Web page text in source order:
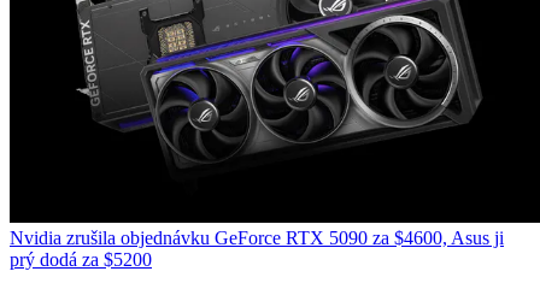
Nvidia zrušila objednávku GeForce RTX 5090 za $4600, Asus ji
prý dodá za $5200